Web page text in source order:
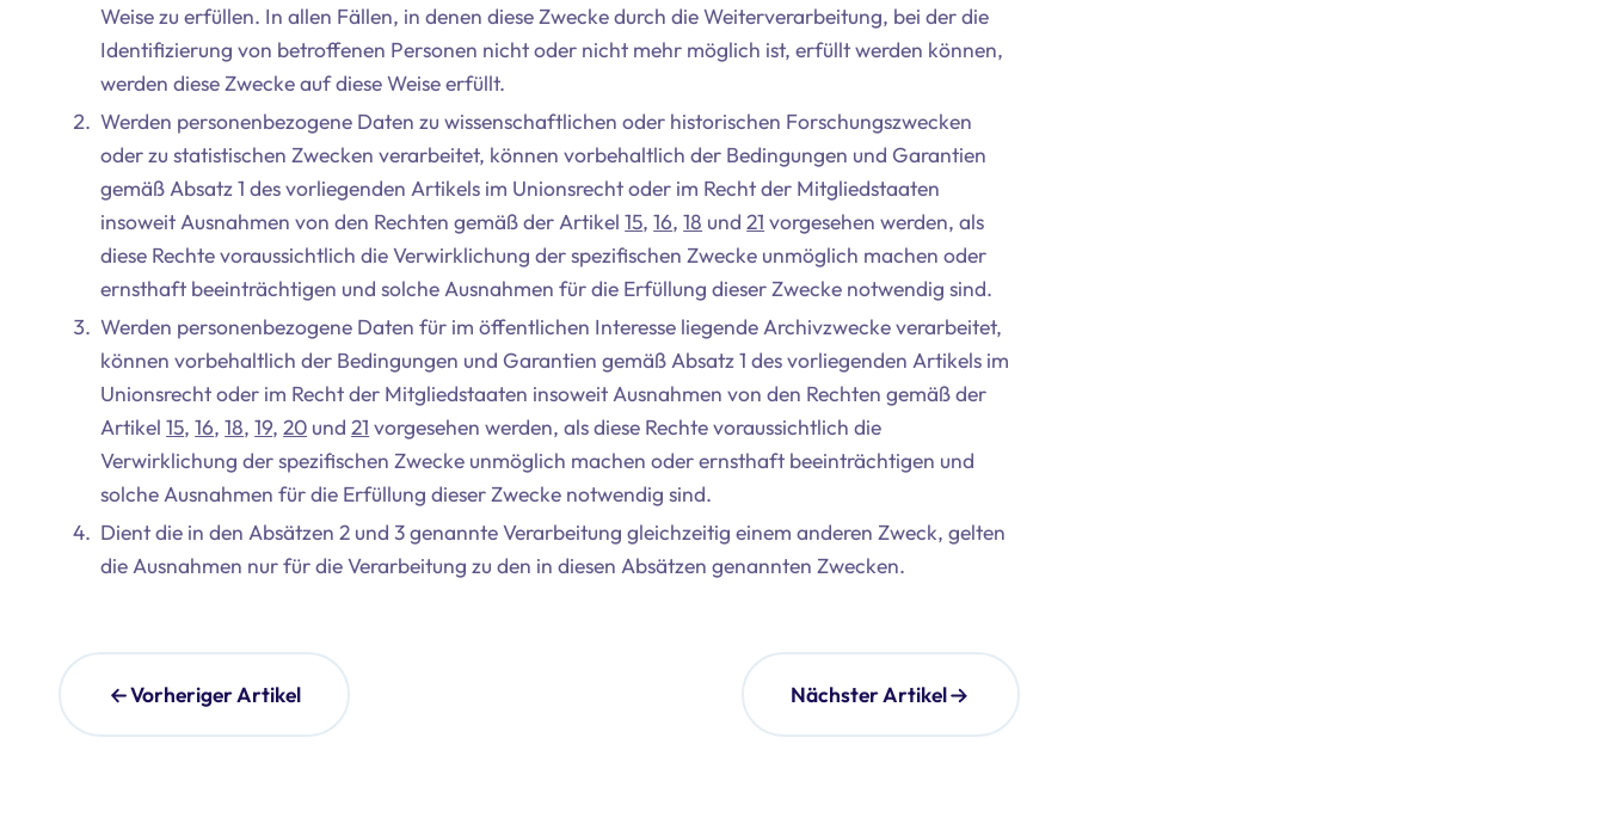
Weise zu erfüllen. In allen Fällen, in denen diese Zwecke durch die Weiterverarbeitung, bei der die
Identifizierung von betroffenen Personen nicht oder nicht mehr möglich ist, erfüllt werden können,
werden diese Zwecke auf diese Weise erfüllt.
Werden personenbezogene Daten zu wissenschaftlichen oder historischen Forschungszwecken
oder zu statistischen Zwecken verarbeitet, können vorbehaltlich der Bedingungen und Garantien
gemäß Absatz 1 des vorliegenden Artikels im Unionsrecht oder im Recht der Mitgliedstaaten
insoweit Ausnahmen von den Rechten gemäß der Artikel15,16,18 und21 vorgesehen werden, als
diese Rechte voraussichtlich die Verwirklichung der spezifischen Zwecke unmöglich machen oder
ernsthaft beeinträchtigen und solche Ausnahmen für die Erfüllung dieser Zwecke notwendig sind.
Werden personenbezogene Daten für im öffentlichen Interesse liegende Archivzwecke verarbeitet,
können vorbehaltlich der Bedingungen und Garantien gemäß Absatz 1 des vorliegenden Artikels im
Unionsrecht oder im Recht der Mitgliedstaaten insoweit Ausnahmen von den Rechten gemäß der
Artikel15,16,18,19,20 und21 vorgesehen werden, als diese Rechte voraussichtlich die
Verwirklichung der spezifischen Zwecke unmöglich machen oder ernsthaft beeinträchtigen und
solche Ausnahmen für die Erfüllung dieser Zwecke notwendig sind.
Dient die in den Absätzen 2 und 3 genannte Verarbeitung gleichzeitig einem anderen Zweck, gelten
die Ausnahmen nur für die Verarbeitung zu den in diesen Absätzen genannten Zwecken.
Vorheriger Artikel Nächster Artikel